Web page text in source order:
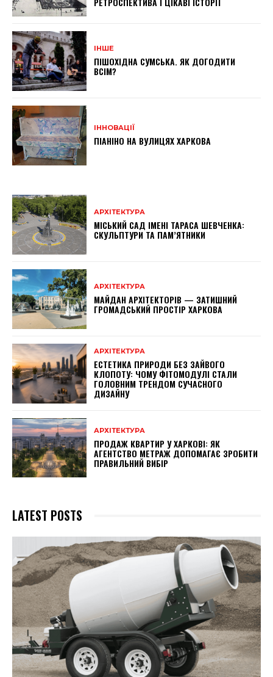
ІНШЕ
ПІШОХІДНА СУМСЬКА. ЯК ДОГОДИТИ
ВСІМ?
ІННОВАЦІЇ
ПІАНІНО НА ВУЛИЦЯХ ХАРКОВА
АРХІТЕКТУРА
МІСЬКИЙ САД ІМЕНІ ТАРАСА ШЕВЧЕНКА:
СКУЛЬПТУРИ ТА ПАМ’ЯТНИКИ
АРХІТЕКТУРА
МАЙДАН АРХІТЕКТОРІВ — ЗАТИШНИЙ
ГРОМАДСЬКИЙ ПРОСТІР ХАРКОВА
АРХІТЕКТУРА
ЕСТЕТИКА ПРИРОДИ БЕЗ ЗАЙВОГО
КЛОПОТУ: ЧОМУ ФІТОМОДУЛІ СТАЛИ
ГОЛОВНИМ ТРЕНДОМ СУЧАСНОГО
ДИЗАЙНУ
АРХІТЕКТУРА
ПРОДАЖ КВАРТИР У ХАРКОВІ: ЯК
АГЕНТСТВО МЕТРАЖ ДОПОМАГАЄ ЗРОБИТИ
ПРАВИЛЬНИЙ ВИБІР
LATEST POSTS